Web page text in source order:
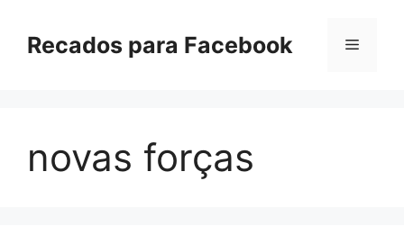
paraRecados para Facebook Menu
novas forças